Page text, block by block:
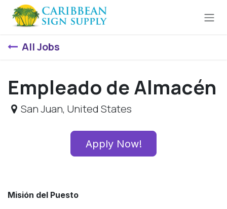
Skip to Content
All Jobs
Empleado de Almacén
San Juan, United States
Apply Now!
Misión del Puesto